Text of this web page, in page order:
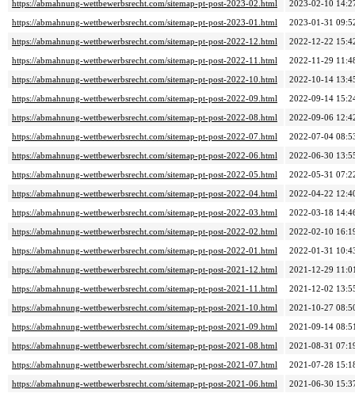
https://abmahnung-wettbewerbsrecht.com/sitemap-pt-post-2023-02.html
2023-02-10
https://abmahnung-wettbewerbsrecht.com/sitemap-pt-post-2023-01.html
2023-01-31
https://abmahnung-wettbewerbsrecht.com/sitemap-pt-post-2022-12.html
2022-12-22
https://abmahnung-wettbewerbsrecht.com/sitemap-pt-post-2022-11.html
2022-11-29
https://abmahnung-wettbewerbsrecht.com/sitemap-pt-post-2022-10.html
2022-10-14
https://abmahnung-wettbewerbsrecht.com/sitemap-pt-post-2022-09.html
2022-09-14
https://abmahnung-wettbewerbsrecht.com/sitemap-pt-post-2022-08.html
2022-09-06
https://abmahnung-wettbewerbsrecht.com/sitemap-pt-post-2022-07.html
2022-07-04
https://abmahnung-wettbewerbsrecht.com/sitemap-pt-post-2022-06.html
2022-06-30
https://abmahnung-wettbewerbsrecht.com/sitemap-pt-post-2022-05.html
2022-05-31
https://abmahnung-wettbewerbsrecht.com/sitemap-pt-post-2022-04.html
2022-04-22
https://abmahnung-wettbewerbsrecht.com/sitemap-pt-post-2022-03.html
2022-03-18
https://abmahnung-wettbewerbsrecht.com/sitemap-pt-post-2022-02.html
2022-02-10
https://abmahnung-wettbewerbsrecht.com/sitemap-pt-post-2022-01.html
2022-01-31
https://abmahnung-wettbewerbsrecht.com/sitemap-pt-post-2021-12.html
2021-12-29
https://abmahnung-wettbewerbsrecht.com/sitemap-pt-post-2021-11.html
2021-12-02
https://abmahnung-wettbewerbsrecht.com/sitemap-pt-post-2021-10.html
2021-10-27
https://abmahnung-wettbewerbsrecht.com/sitemap-pt-post-2021-09.html
2021-09-14
https://abmahnung-wettbewerbsrecht.com/sitemap-pt-post-2021-08.html
2021-08-31
https://abmahnung-wettbewerbsrecht.com/sitemap-pt-post-2021-07.html
2021-07-28
https://abmahnung-wettbewerbsrecht.com/sitemap-pt-post-2021-06.html
2021-06-30